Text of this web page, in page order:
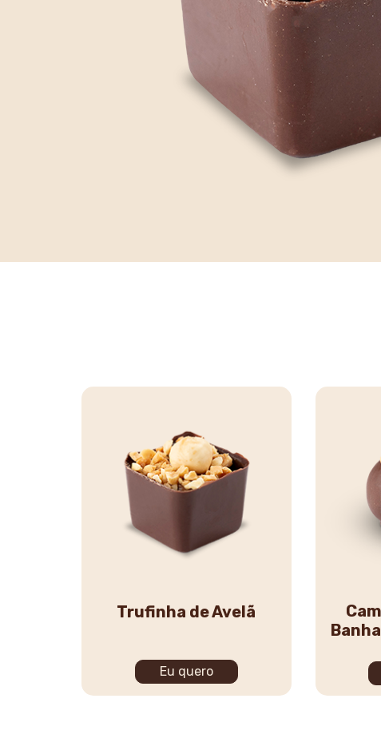
Trufinha de Avelã
Eu quero